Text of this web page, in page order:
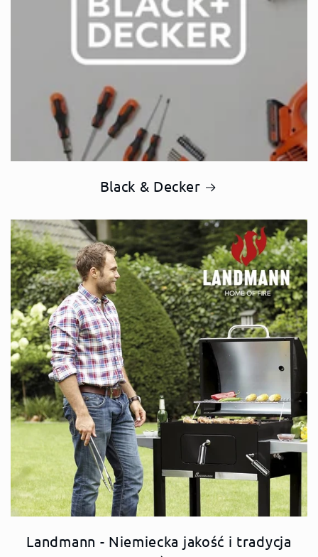
Black & Decker
Landmann - Niemiecka jakość i tradycja